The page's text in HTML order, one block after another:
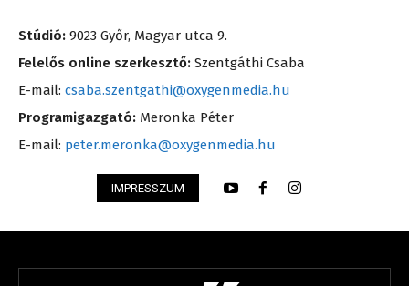
Stúdió: 9023 Győr, Magyar utca 9.
Felelős online szerkesztő: Szentgáthi Csaba
E-mail: csaba.szentgathi@oxygenmedia.hu
Programigazgató: Meronka Péter
E-mail: peter.meronka@oxygenmedia.hu
IMPRESSZUM